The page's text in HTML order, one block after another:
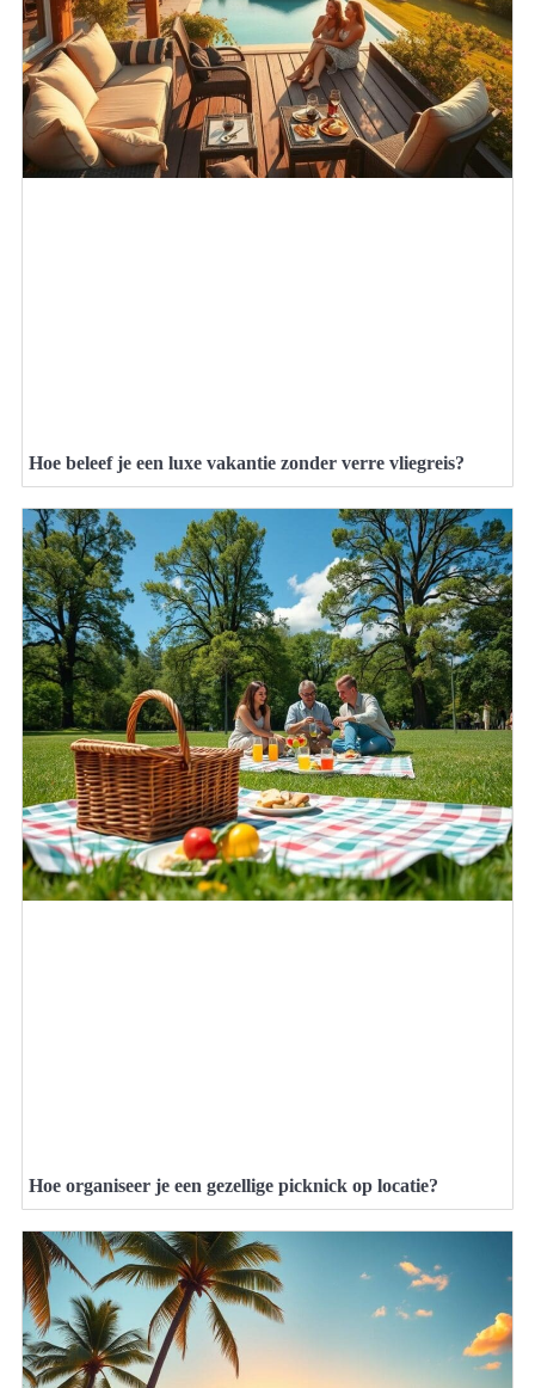
Hoe beleef je een luxe vakantie zonder verre vliegreis?
Hoe organiseer je een gezellige picknick op locatie?